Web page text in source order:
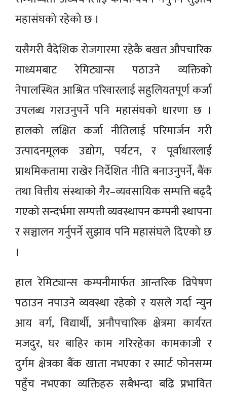
महासंघको रहेको छ ।
यसैगरी वैदेशिक रोजगारमा रहेकै बखत औपचारिक
माध्यमबाट रेमिट्यान्स पठाउने व्यक्तिको
नेपालस्थित आश्रित परिवारलाई सहुलियतपूर्ण कर्जा
उपलब्ध गराउनुपर्ने पनि महासंघको धारणा छ ।
हालको लक्षित कर्जा नीतिलाई परिमार्जन गरी
उत्पादनमूलक उद्योग, पर्यटन, र पूर्वाधारलाई
प्राथमिकतामा राखेर निर्देशित नीति बनाउनुपर्ने, बैंक
तथा वित्तीय संस्थाको गैर–व्यवसायिक सम्पत्ति बढ्दै
गएको सन्दर्भमा सम्पत्ती व्यवस्थापन कम्पनी स्थापना
र सञ्चालन गर्नुपर्ने सुझाव पनि महासंघले दिएको छ
।
हाल रेमिट्यान्स कम्पनीमार्फत आन्तरिक व्रिपेषण
पठाउन नपाउने व्यवस्था रहेको र यसले गर्दा न्युन
आय वर्ग, विद्यार्थी, अनौपचारिक क्षेत्रमा कार्यरत
मजदुर, घर बाहिर काम गरिरहेका कामकाजी र
दुर्गम क्षेत्रका बैंक खाता नभएका र स्मार्ट फोनसम्म
पहुँच नभएका व्यक्तिहरु सबैभन्दा बढि प्रभावित